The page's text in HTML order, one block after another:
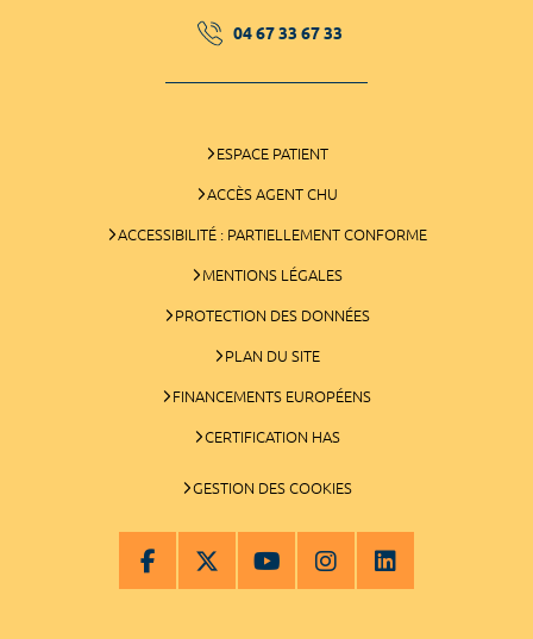
04 67 33 67 33
ESPACE PATIENT
ACCÈS AGENT CHU
ACCESSIBILITÉ : PARTIELLEMENT CONFORME
MENTIONS LÉGALES
PROTECTION DES DONNÉES
PLAN DU SITE
FINANCEMENTS EUROPÉENS
CERTIFICATION HAS
GESTION DES COOKIES